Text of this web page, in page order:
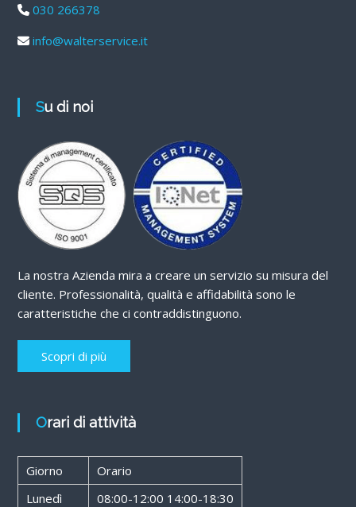
030 266378
info@walterservice.it
Su di noi
La nostra Azienda mira a creare un servizio su misura del
cliente. Professionalità, qualità e affidabilità sono le
caratteristiche che ci contraddistinguono.
Scopri di più
Orari di attività
Giorno
Orario
Lunedì
08:00-12:00 14:00-18:30